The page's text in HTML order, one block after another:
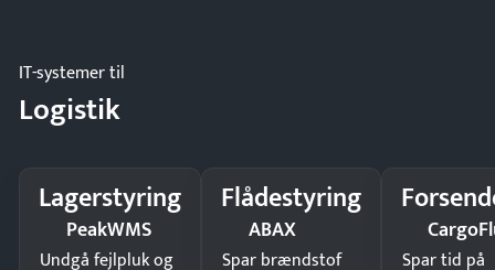
IT-systemer til
Logistik
Lagerstyring
PeakWMS
Undgå fejlpluk og
Flådestyring
ABAX
Spar brændstof
Spar tid på